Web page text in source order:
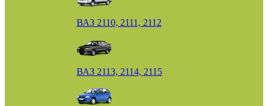
ВАЗ 2110, 2111, 2112
ВАЗ 2113, 2114, 2115